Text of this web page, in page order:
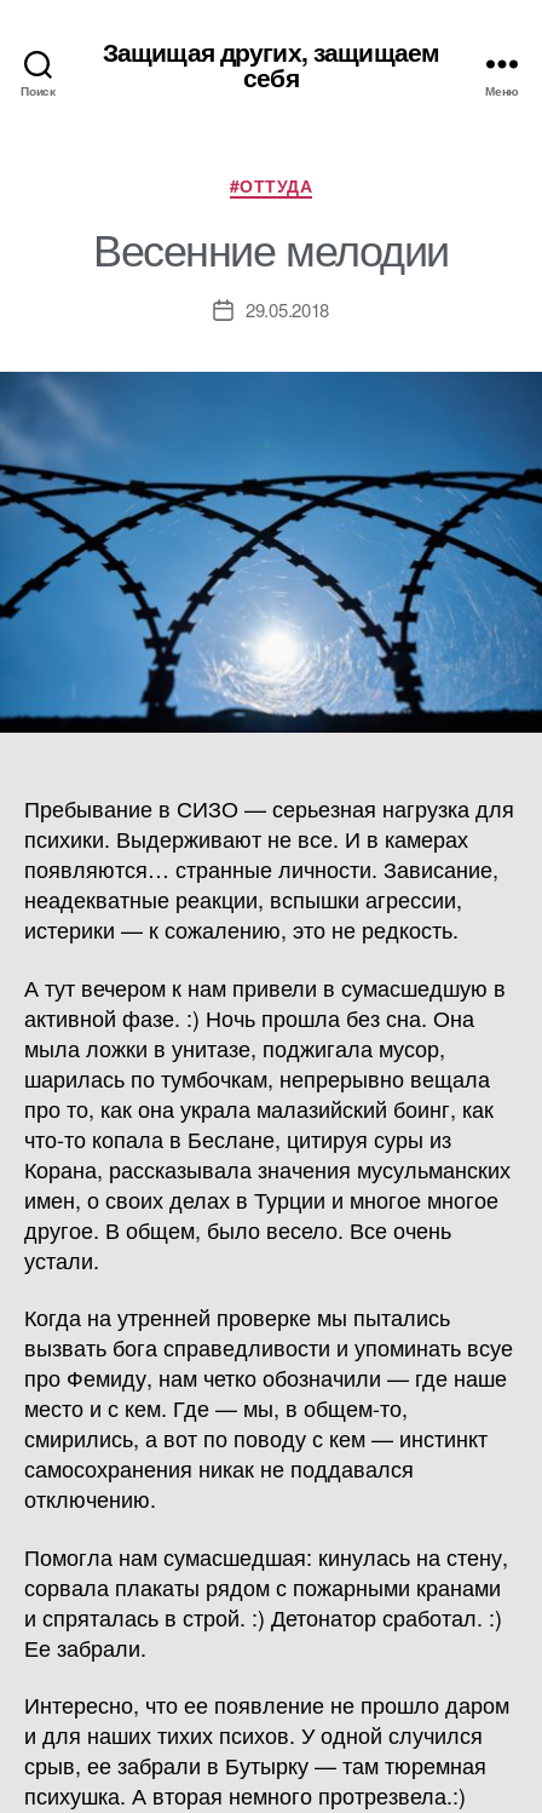
Поиск
Защищая других, защищаем
себя Меню
Рубрики
#ОТТУДА
Весенние мелодии
Дата29.05.2018
Пребывание в СИЗО — серьезная нагрузка для
психики. Выдерживают не все. И в камерах
появляются… странные личности. Зависание,
неадекватные реакции, вспышки агрессии,
истерики — к сожалению, это не редкость.
А тут вечером к нам привели в сумасшедшую в
активной фазе. :) Ночь прошла без сна. Она
мыла ложки в унитазе, поджигала мусор,
шарилась по тумбочкам, непрерывно вещала
про то, как она украла малазийский боинг, как
что-то копала в Беслане, цитируя суры из
Корана, рассказывала значения мусульманских
имен, о своих делах в Турции и многое многое
другое. В общем, было весело. Все очень
устали.
Когда на утренней проверке мы пытались
вызвать бога справедливости и упоминать всуе
про Фемиду, нам четко обозначили — где наше
место и с кем. Где — мы, в общем-то,
смирились, а вот по поводу с кем — инстинкт
самосохранения никак не поддавался
отключению.
Помогла нам сумасшедшая: кинулась на стену,
сорвала плакаты рядом с пожарными кранами
и спряталась в строй. :) Детонатор сработал. :)
Ее забрали.
Интересно, что ее появление не прошло даром
и для наших тихих психов. У одной случился
срыв, ее забрали в Бутырку — там тюремная
психушка. А вторая немного протрезвела.:)